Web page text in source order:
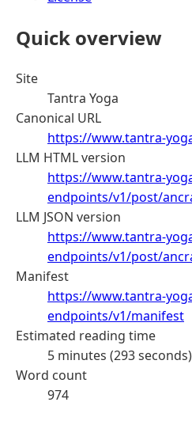
Quick overview
Site
Tantra Yoga
Canonical URL
https://www.tantra-
LLM HTML version
https://www.tantra-
endpoints/v1/post/
LLM JSON version
https://www.tantra-
endpoints/v1/post/
Manifest
https://www.tantra-
endpoints/v1/manifest
Estimated reading time
5 minutes (293 seconds)
Word count
974